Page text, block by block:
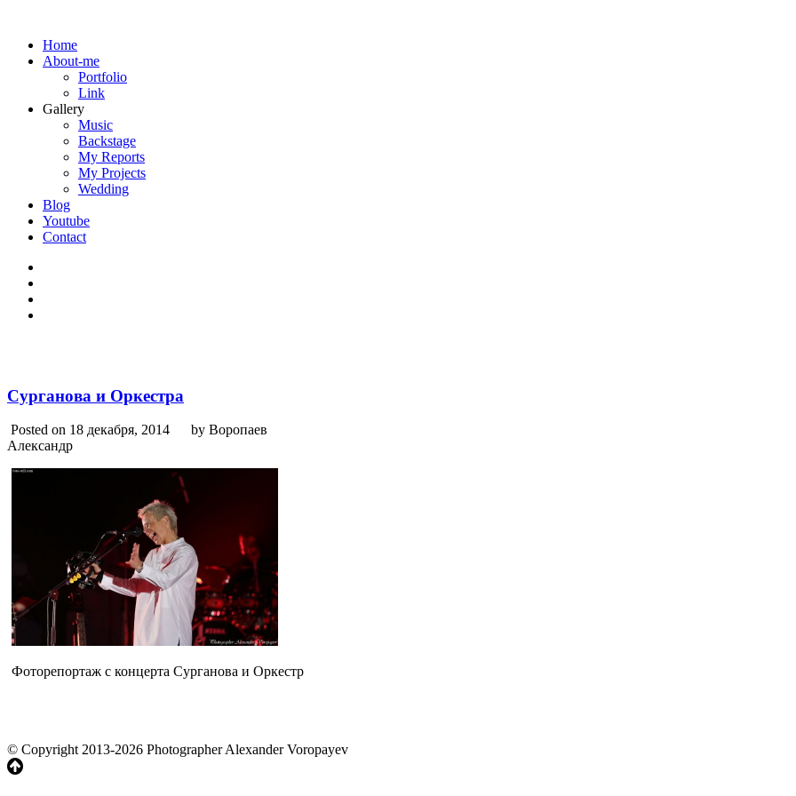
Home
About-me
Portfolio
Link
Gallery
Music
Backstage
My Reports
My Projects
Wedding
Blog
Youtube
Contact
Сурганова и Оркестра
Posted on 18 декабря, 2014
by Воропаев
Александр
Фоторепортаж с концерта Сурганова и Оркестр
© Copyright 2013-2026 Photographer Alexander Voropayev